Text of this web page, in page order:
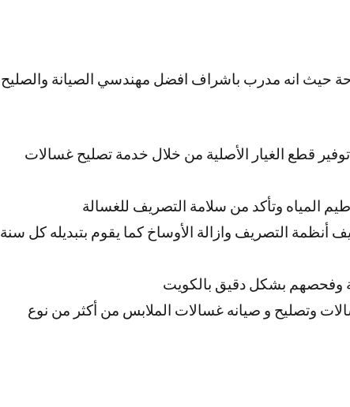
حيث انه مدرب باشراف افضل مهندسي الصيانة والصليح
قطع الغيار الأصلية من خلال خدمة تصليح غسالات
المياه وتأكد من سلامة التصريف للغسالة
أنظمة التصريف وازالة الأوساخ كما يقوم بتبديله كل سنة
وفحصهم بشكل دقيق بالكويت
وتصليح و صيانه غسالات الملابس من أكثر من نوع